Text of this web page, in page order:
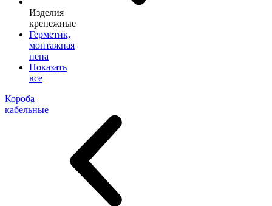
Изделия
крепежные
Герметик,
монтажная
пена
Показать
все
Короба
кабельные